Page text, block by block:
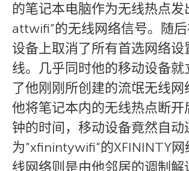
的笔记本电脑作为无线热点发
attwifi”的无线网络信号。随
设备上取消了所有首选网络设
线。几乎同时他的移动设备就
了他刚刚所创建的流氓无线网
他将笔记本内的无线热点断开
钟的时间，移动设备竟然自动
为”xfinintywifi”的XFININTY
线网络则是由他邻居的调制解